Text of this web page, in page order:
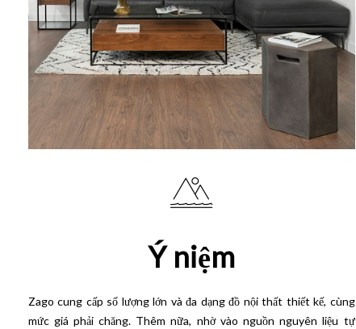
Ý niệm
Zago cung cấp số lượng lớn và đa dạng đồ nội thất thiết kế, cùng
mức giá phải chăng. Thêm nữa, nhờ vào nguồn nguyên liệu tự